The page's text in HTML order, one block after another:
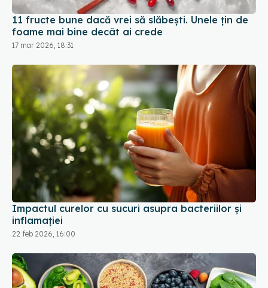
17 mar 2026, 18:31
Impactul curelor cu sucuri asupra bacteriilor și
inflamației
22 feb 2026, 16:00